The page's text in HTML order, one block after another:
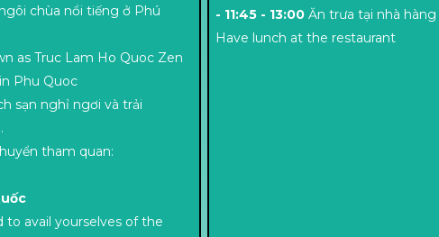
chùa nổi tiếng ở Phú
as Truc Lam Ho Quoc Zen
Phu Quoc
sạn nghỉ ngơi và trải
tham quan:
avail yourselves of the
- 11:45 - 13:00Ăn trưa tại nhà hàng
Have lunch at the restaurant